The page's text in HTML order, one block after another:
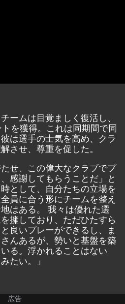
ームは目覚ましく復活し、
を獲得。これは同期間で同
は選手の士気を高め、クラ
させ、尊重を促した。
せ、この偉大なクラブでプ
感謝してもらうことだ」と
として、自分たちの立場を
員に合う形にチームを整え
はある。 我々は優れた選
擁しており、ただひたすら
良いプレーができるし、ま
んあるが、勢いと基盤を築
る。浮かれることはない
たい。」